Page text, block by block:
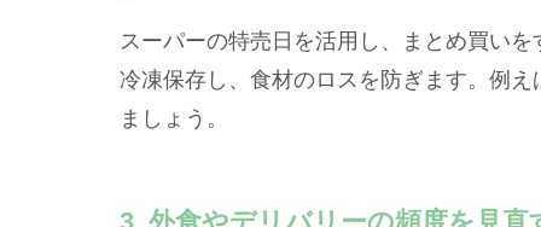
スーパーの特売日を活用し、まとめ買い
冷凍保存し、食材のロスを防ぎます。例
ましょう。